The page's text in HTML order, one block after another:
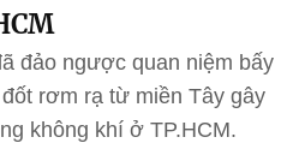
đảo ngược quan niệm bấy
rơm rạ từ miền Tây gây
không khí ở TP.HCM.